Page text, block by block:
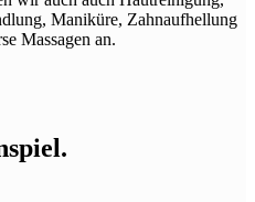
Maniküre, Zahnaufhellung
Massagen an.